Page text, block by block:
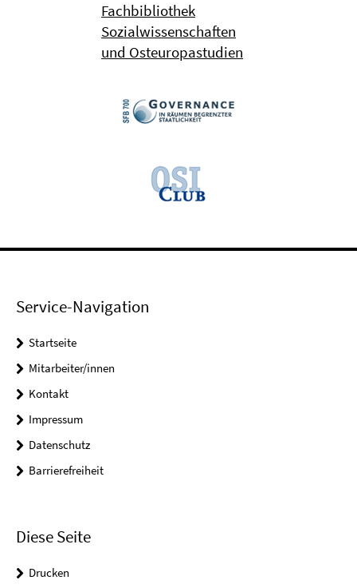
Fachbibliothek
Sozialwissenschaften
und Osteuropastudien
Service-Navigation
Startseite
Mitarbeiter/innen
Kontakt
Impressum
Datenschutz
Barrierefreiheit
Diese Seite
Drucken